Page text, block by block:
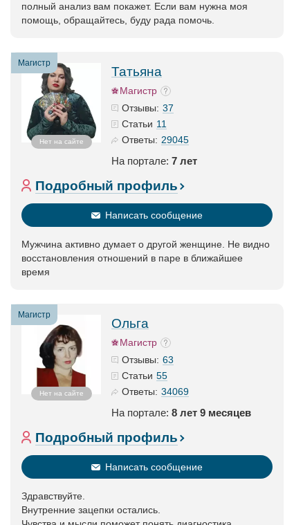
полный анализ вам покажет. Если вам нужна моя
помощь, обращайтесь, буду рада помочь.
Магистр
Нет на сайте
Татьяна
Магистр
Отзывы: 37
Статьи 11
Ответы: 29045
На портале: 7 лет
Подробный профиль
Написать сообщение
Мужчина активно думает о другой женщине. Не видно
восстановления отношений в паре в ближайшее
время
Магистр
Нет на сайте
Ольга
Магистр
Отзывы: 63
Статьи 55
Ответы: 34069
На портале: 8 лет 9 месяцев
Подробный профиль
Написать сообщение
Здравствуйте.
Внутренние зацепки остались.